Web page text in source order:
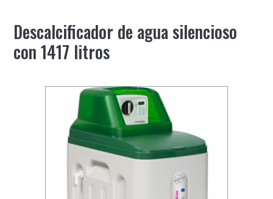
Descalcificador de agua silencioso
con 1417 litros